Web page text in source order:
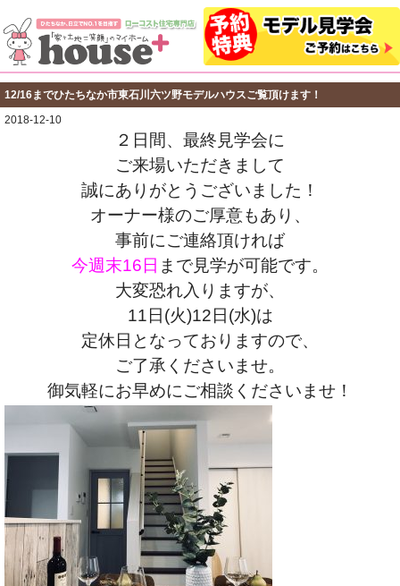
12/16までひたちなか市東石川六ツ野モデルハウスご覧頂けます！
2018-12-10
２日間、最終見学会に
ご来場いただきまして
誠にありがとうございました！
オーナー様のご厚意もあり、
事前にご連絡頂ければ
今週末16日 まで見学が可能です。
大変恐れ入りますが、
11日(火)12日(水)は
定休日となっておりますので、
ご了承くださいませ。
御気軽にお早めにご相談くださいませ！